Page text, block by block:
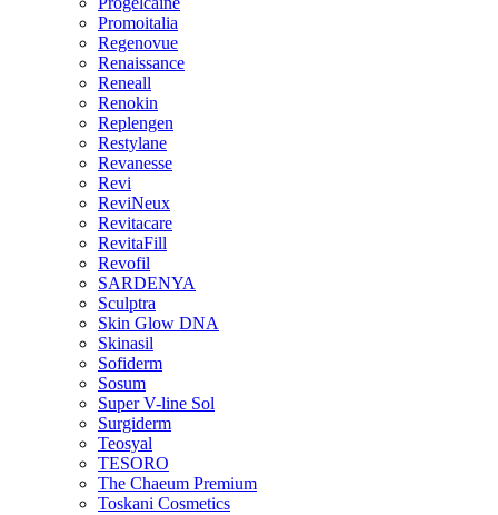
Promoitalia
Regenovue
Renaissance
Reneall
Renokin
Replengen
Restylane
Revanesse
Revi
ReviNeux
Revitacare
RevitaFill
Revofil
SARDENYA
Sculptra
Skin Glow DNA
Skinasil
Sofiderm
Sosum
Super V-line Sol
Surgiderm
Teosyal
TESORO
The Chaeum Premium
Toskani Cosmetics